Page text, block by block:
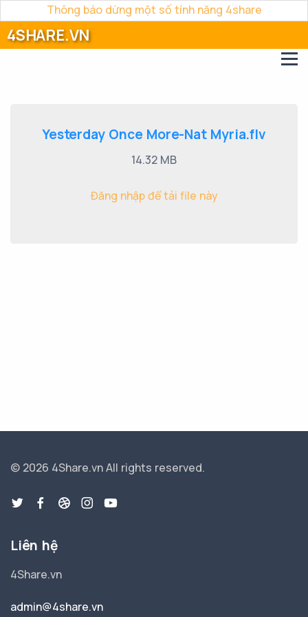
Thông báo dừng một số tính năng 4share
4SHARE.VN
Yesterday Once More-Nat Myria.flv
14.32 MB
Đăng nhập để tải file này
© 2026 4Share.vnAll rights reserved.
Liên hệ
4Share.vn
admin@4share.vn